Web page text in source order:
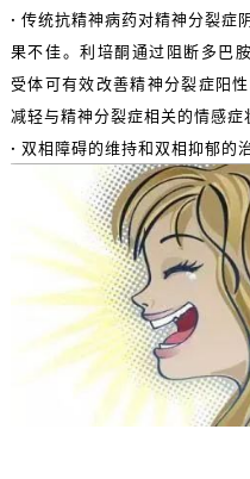
· 传统抗精神病药对精神分裂症
果不佳。利培酮通过阻断多巴
受体可有效改善精神分裂症阳
减轻与精神分裂症相关的情感症
· 双相障碍的维持和双相抑郁的